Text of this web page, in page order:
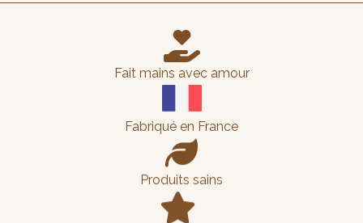

Fait mains avec amour
Fabriqué en France

Produits sains
